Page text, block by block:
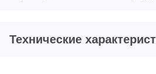
Технические